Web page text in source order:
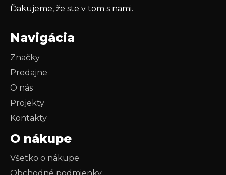
Ďakujeme, že ste v tom s nami.
Navigácia
Značky
Predajne
O nás
Projekty
Kontakty
O nákupe
Všetko o nákupe